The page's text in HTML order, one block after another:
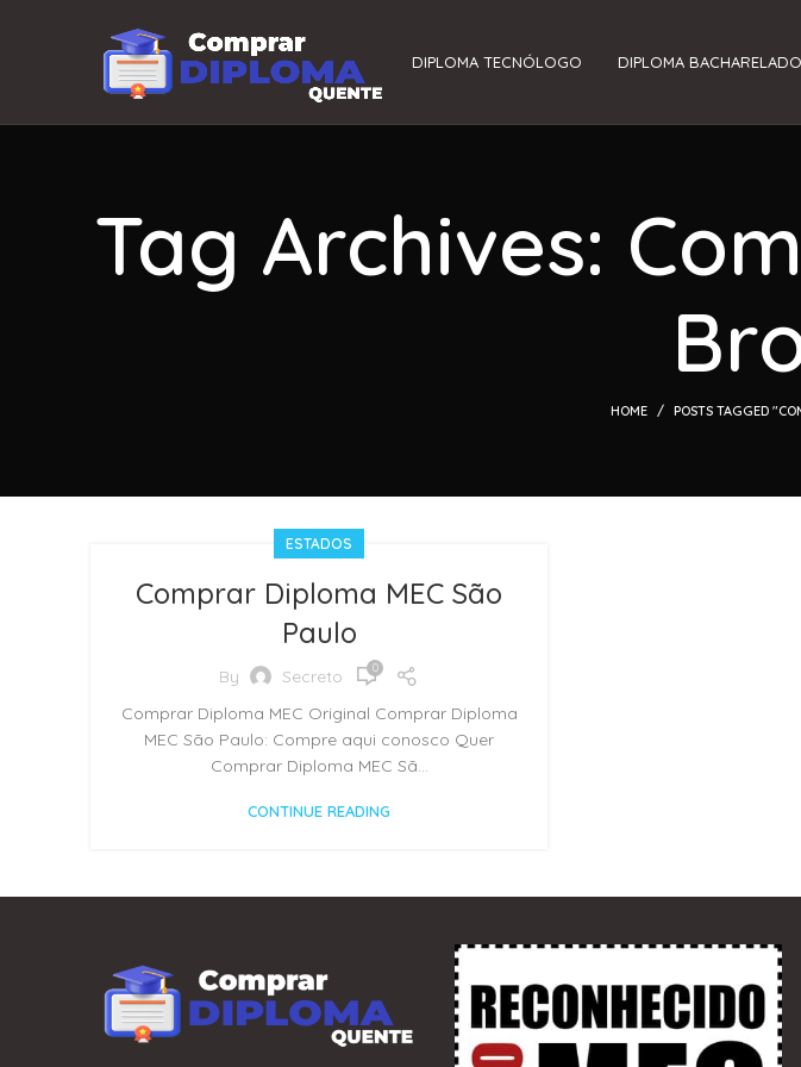
DIPLOMA TECNÓLOGO DIPLOMA BACHARELADO
Tag Archives:
HOME POSTS TAGGED
ESTADOS
Comprar Diploma MEC São
Paulo
By Secreto 0
Comprar Diploma MEC Original Comprar Diploma
MEC São Paulo: Compre aqui conosco Quer
Comprar Diploma MEC Sã...
CONTINUE READING